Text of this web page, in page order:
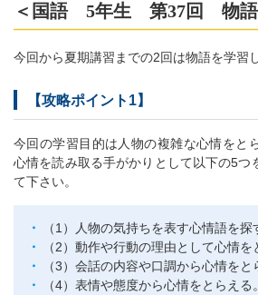
＜国語 5年生 第37回 物語
今回から夏期講習までの2回は物語を学習
【攻略ポイント1】
今回の学習目的は人物の複雑な心情をと
心情を読み取る手がかりとして以下の5つ
て下さい。
（1）人物の気持ちを表す心情語を探
（2）動作や行動の理由として心情を
（3）会話の内容や口調から心情をと
（4）表情や態度から心情をとらえる。